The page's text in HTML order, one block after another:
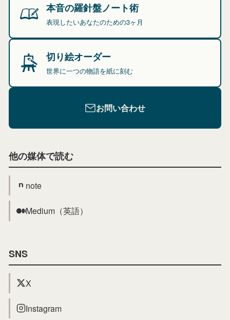
本音の羅針盤ノート術
表現したいあなたのための3ヶ月
切り絵オーダー
世界に一つの物語を紙に刻む
お問い合わせ
他の媒体で読む
note
Medium（英語）
SNS
X
Instagram